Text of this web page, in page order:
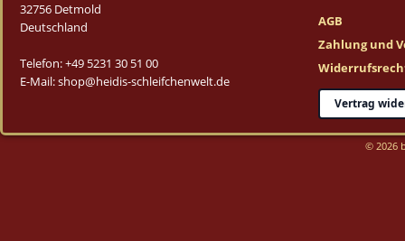
32756 Detmold
Deutschland
Telefon: +49 5231 30 51 00
E-Mail: shop@heidis-schleifchenwelt.de
AGB
Zahlung und
Vertrag
© 2026